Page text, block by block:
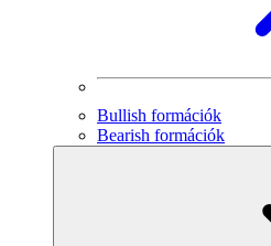
Bullish formációk
Bearish formációk